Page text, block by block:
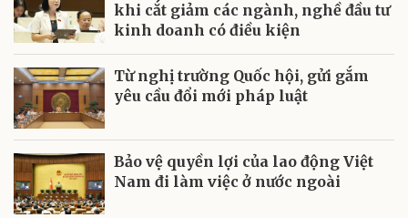
khi cắt giảm các ngành, nghề đầu tư
kinh doanh có điều kiện
Từ nghị trường Quốc hội, gửi gắm
yêu cầu đổi mới pháp luật
Bảo vệ quyền lợi của lao động Việt
Nam đi làm việc ở nước ngoài